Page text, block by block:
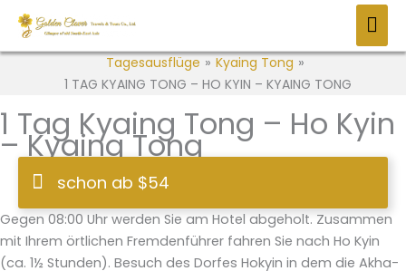
Zum
Inhalt
springen
Tagesausflüge » Kyaing Tong »
1 TAG KYAING TONG – HO KYIN – KYAING TONG
1 Tag Kyaing Tong – Ho Kyin
– Kyaing Tong
schon ab $54
Gegen 08:00 Uhr werden Sie am Hotel abgeholt. Zusammen
mit Ihrem örtlichen Fremdenführer fahren Sie nach Ho Kyin
(ca. 1½ Stunden). Besuch des Dorfes Hokyin in dem die Akha-